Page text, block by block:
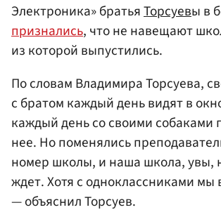
Электроника» братьяТорсуевы в
признались, что не навещают
из которой выпустились.
По словам Владимира Торсуева,
с братом каждый день видят в
каждый день со своими собаками
нее. Но поменялись
номер школы, и наша школа, увы,
ждет. Хотя с одноклассниками мы
— объяснил Торсуев.